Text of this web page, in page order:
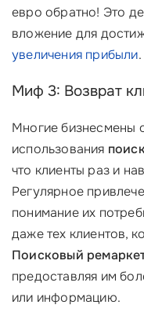
евро обратно! Это
вложение для
увеличения прибыли.
Миф 3: Возврат
Многие бизнесмены
использования
что клиенты раз и
Регулярное
понимание их
даже тех клиентов,
Поисковый
предоставляя им
или информацию.